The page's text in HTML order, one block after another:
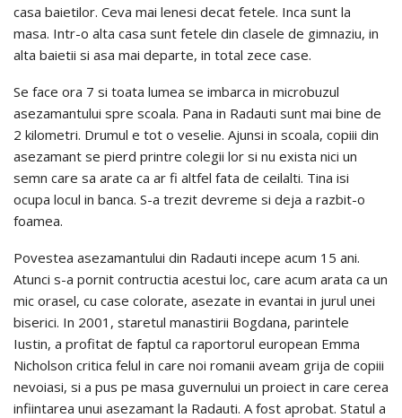
casa baietilor. Ceva mai lenesi decat fetele. Inca sunt la
masa. Intr-o alta casa sunt fetele din clasele de gimnaziu, in
alta baietii si asa mai departe, in total zece case.
Se face ora 7 si toata lumea se imbarca in microbuzul
asezamantului spre scoala. Pana in Radauti sunt mai bine de
2 kilometri. Drumul e tot o veselie. Ajunsi in scoala, copiii din
asezamant se pierd printre colegii lor si nu exista nici un
semn care sa arate ca ar fi altfel fata de ceilalti. Tina isi
ocupa locul in banca. S-a trezit devreme si deja a razbit-o
foamea.
Povestea asezamantului din Radauti incepe acum 15 ani.
Atunci s-a pornit contructia acestui loc, care acum arata ca un
mic orasel, cu case colorate, asezate in evantai in jurul unei
biserici. In 2001, staretul manastirii Bogdana, parintele
Iustin, a profitat de faptul ca raportorul european Emma
Nicholson critica felul in care noi romanii aveam grija de copiii
nevoiasi, si a pus pe masa guvernului un proiect in care cerea
infiintarea unui asezamant la Radauti. A fost aprobat. Statul a